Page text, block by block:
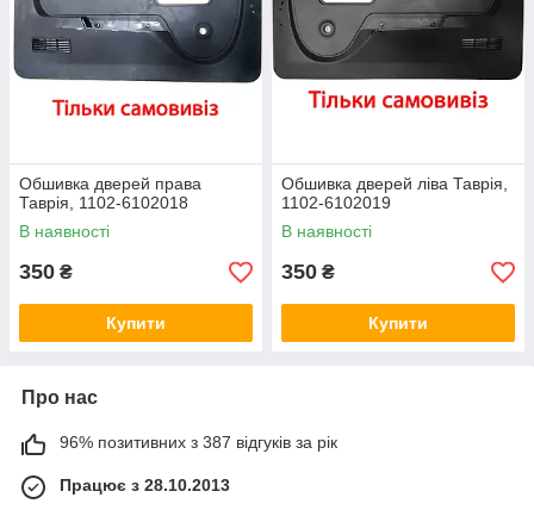
Обшивка дверей права
Таврія, 1102-6102018
В наявності
350 ₴
Купити
Обшивка дверей ліва Таврія,
1102-6102019
В наявності
350 ₴
Купити
Про нас
96% позитивних з 387 відгуків за рік
Працює з 28.10.2013